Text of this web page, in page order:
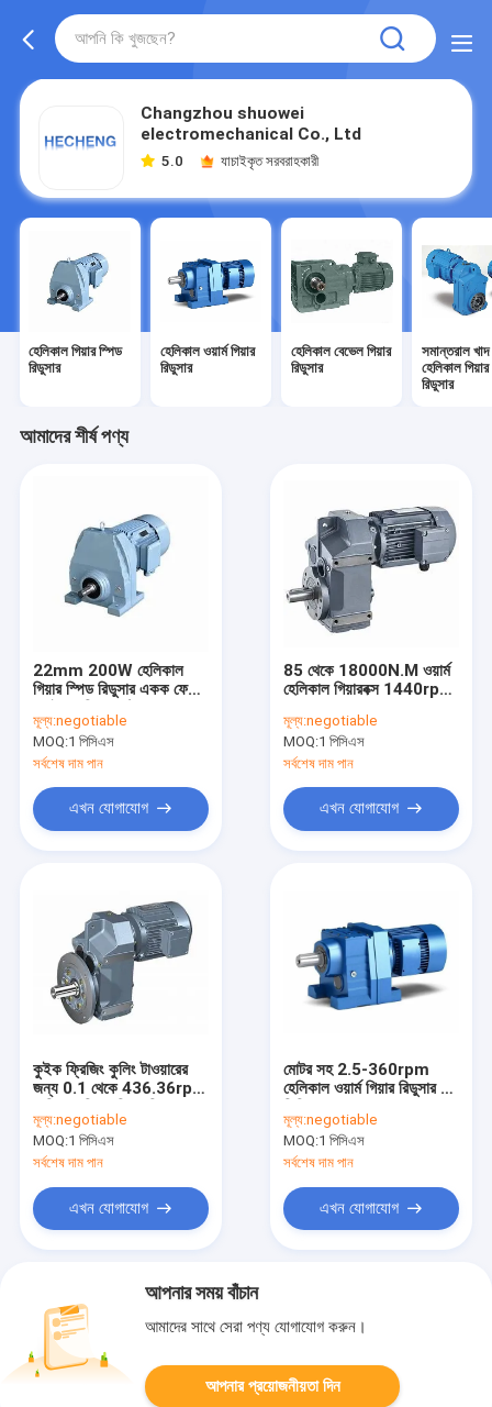
Changzhou shuowei
electromechanical Co., Ltd
5.0 যাচাইকৃত সরবরাহকারী
হেলিকাল গিয়ার স্পিড
রিডুসার
হেলিকাল ওয়ার্ম গিয়ার
রিডুসার
হেলিকাল বেভেল গিয়ার
রিডুসার
সমান্তরাল খাদ
হেলিকাল গিয়ার
রিডুসার
আমাদের শীর্ষ পণ্য
22mm 200W হেলিকাল
গিয়ার স্পিড রিডুসার একক ফেজ
মূল্য:negotiable
MOQ:1 পিসিএস
সর্বশেষ দাম পান
এখন যোগাযোগ
85 থেকে 18000N.M ওয়ার্ম
হেলিকাল গিয়ারবক্স 1440rpm
মূল্য:negotiable
MOQ:1 পিসিএস
সর্বশেষ দাম পান
এখন যোগাযোগ
কুইক ফ্রিজিং কুলিং টাওয়ারের
জন্য 0.1 থেকে 436.36rpm
মূল্য:negotiable
MOQ:1 পিসিএস
সর্বশেষ দাম পান
এখন যোগাযোগ
মোটর সহ 2.5-360rpm
হেলিকাল ওয়ার্ম গিয়ার রিডুসার R
মূল্য:negotiable
MOQ:1 পিসিএস
সর্বশেষ দাম পান
এখন যোগাযোগ
আপনার সময় বাঁচান
আমাদের সাথে সেরা পণ্য যোগাযোগ করুন।
আপনার প্রয়োজনীয়তা দিন